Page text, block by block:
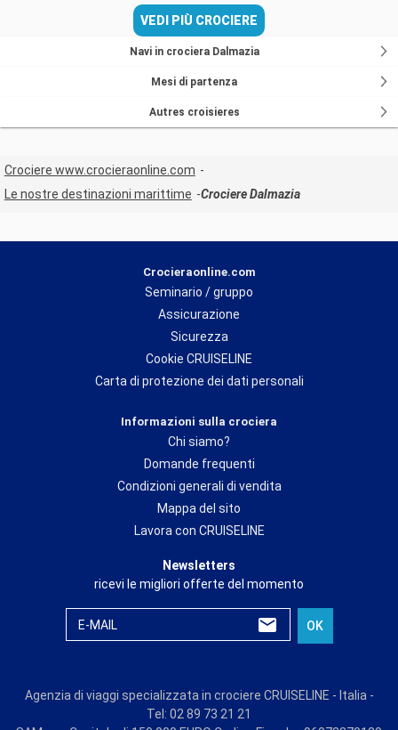
VEDI PIÙ CROCIERE
Navi in crociera Dalmazia
Mesi di partenza
Autres croisieres
Crociere www.crocieraonline.com
Le nostre destinazioni marittime
Crociere Dalmazia
Crocieraonline.com
Seminario / gruppo
Assicurazione
Sicurezza
Cookie CRUISELINE
Carta di protezione dei dati personali
Informazioni sulla crociera
Chi siamo?
Domande frequenti
Condizioni generali di vendita
Mappa del sito
Lavora con CRUISELINE
Newsletters
ricevi le migliori offerte del momento
E-MAIL OK
Agenzia di viaggi specializzata in crociere CRUISELINE - Italia -
Tel: 02 89 73 21 21